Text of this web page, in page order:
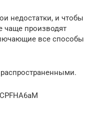
недостатки, и чтобы
чаще производят
все способы